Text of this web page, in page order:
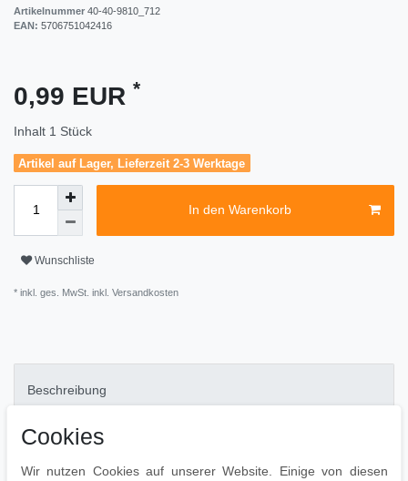
Artikelnummer 40-40-9810_712
EAN: 5706751042416
0,99 EUR *
Inhalt 1 Stück
Artikel auf Lager, Lieferzeit 2-3 Werktage
In den Warenkorb
Wunschliste
* inkl. ges. MwSt. inkl. Versandkosten
Beschreibung
Herstellerinformationen
Cookies
Wir nutzen Cookies auf unserer Website. Einige von diesen